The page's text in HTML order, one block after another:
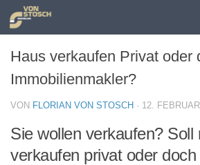
Zum Inhalt springen
Haus verkaufen Privat oder
Immobilienmakler?
VON FLORIAN VON STOSCH · 12.
Sie wollen verkaufen? Soll
verkaufen privat oder doch